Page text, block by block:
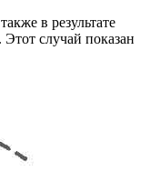
в результате
случай показан